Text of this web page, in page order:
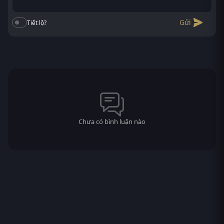
Tiết lộ? Gửi
Chưa có bình luận nào